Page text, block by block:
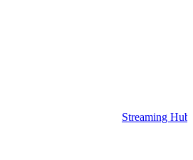
Streaming Hub